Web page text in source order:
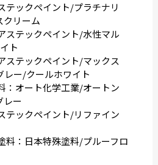
テックペイント/プラチナリ
クリーム
ステックペイント/水性マル
ト
ステックペイント/マックス
レー/クールホワイト
：オート化学工業/オートン
レー
テックペイント/リファイン
料：日本特殊塗料/プルーフロ